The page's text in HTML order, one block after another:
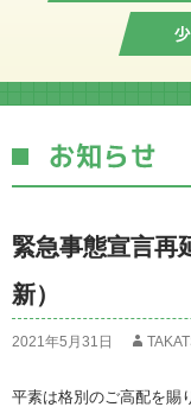
緊急事態宣言再
新）
2021年5月31日
平素は格別のご高配を賜